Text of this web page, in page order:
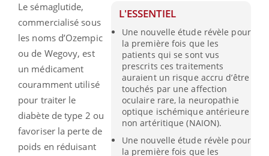
L'ESSENTIEL
Une nouvelle étude révèle pour
la première fois que les
patients qui se sont vus
prescrits ces traitements
auraient un risque accru d’être
touchés par une affection
oculaire rare, la neuropathie
optique ischémique antérieure
non artéritique (NAION).
Une nouvelle étude révèle pour
la première fois que les
Le sémaglutide,
commercialisé sous
les noms d’Ozempic
ou de Wegovy, est
un médicament
couramment utilisé
pour traiter le
diabète de type 2 ou
favoriser la perte de
poids en réduisant